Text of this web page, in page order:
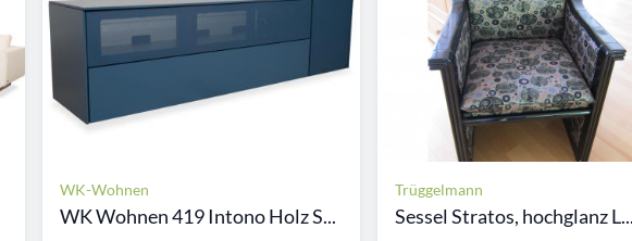
WK-Wohnen
WK Wohnen 419 Intono Holz S...
Trüggelmann
Sessel Stratos, hochglanz L...